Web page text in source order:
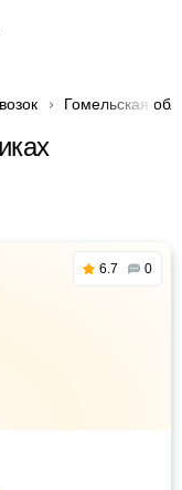
Гомельская
6.7 0